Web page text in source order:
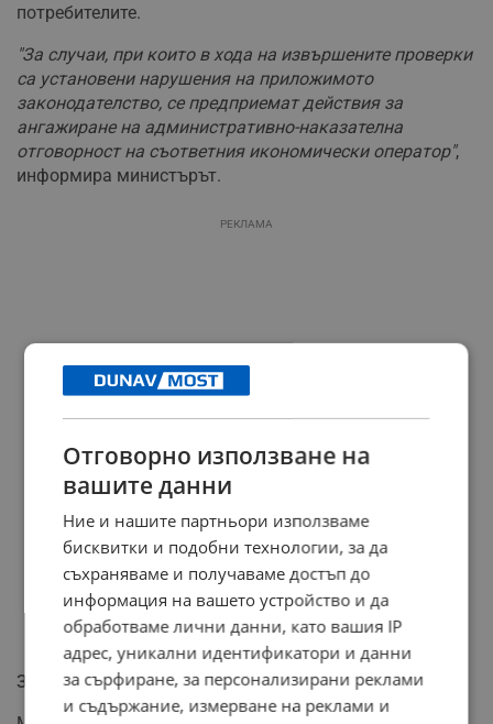
потребителите.
"За случаи, при които в хода на извършените проверки
са установени нарушения на приложимото
законодателство, се предприемат действия за
ангажиране на административно-наказателна
отговорност на съответния икономически оператор",
информира министърът.
РЕКЛАМА
Законови изисквания за цените
Отговорно използване на
вашите данни
Ние и нашите партньори използваме
бисквитки и подобни технологии, за да
съхраняваме и получаваме достъп до
информация на вашето устройство и да
обработваме лични данни, като вашия IP
адрес, уникални идентификатори и данни
за сърфиране, за персонализирани реклами
и съдържание, измерване на реклами и